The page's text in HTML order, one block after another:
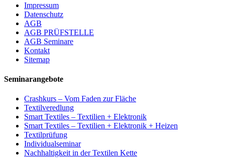
Impressum
Datenschutz
AGB
AGB PRÜFSTELLE
AGB Seminare
Kontakt
Sitemap
Seminarangebote
Crashkurs – Vom Faden zur Fläche
Textilveredlung
Smart Textiles – Textilien + Elektronik
Smart Textiles – Textilien + Elektronik + Heizen
Textilprüfung
Individualseminar
Nachhaltigkeit in der Textilen Kette